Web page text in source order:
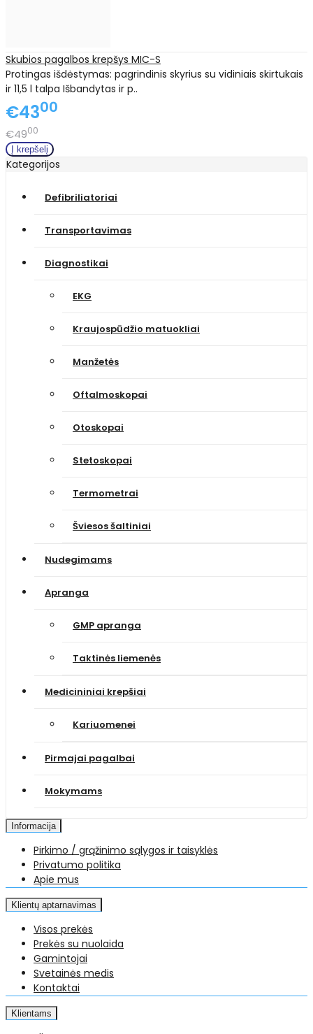
Skubios pagalbos krepšys MIC-S
Protingas išdėstymas: pagrindinis skyrius su vidiniais skirtukais
ir 11,5 l talpa Išbandytas ir p..
€4300
€4900
Kategorijos
Defibriliatoriai
Transportavimas
Diagnostikai
EKG
Kraujospūdžio matuokliai
Manžetės
Oftalmoskopai
Otoskopai
Stetoskopai
Termometrai
Šviesos šaltiniai
Nudegimams
Apranga
GMP apranga
Taktinės liemenės
Medicininiai krepšiai
Kariuomenei
Pirmajai pagalbai
Mokymams
Informacija
Pirkimo / grąžinimo sąlygos ir taisyklės
Privatumo politika
Apie mus
Klientų aptarnavimas
Visos prekės
Prekės su nuolaida
Gamintojai
Svetainės medis
Kontaktai
Klientams